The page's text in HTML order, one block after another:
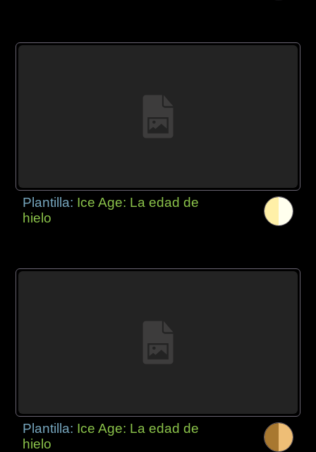
Plantilla: Ice Age: La edad de
hielo
Plantilla: Ice Age: La edad de
hielo